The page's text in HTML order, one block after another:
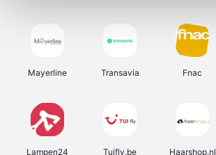
Mayerline Transavia Fnac
Lampen24 Tuifly.be Haarshop.nl